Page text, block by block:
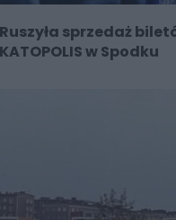
Ruszyła sprzedaż
KATOPOLIS w Spodku